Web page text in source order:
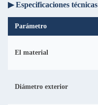
▶ Especificaciones técnicas
Parámetro
El material
Diámetro exterior